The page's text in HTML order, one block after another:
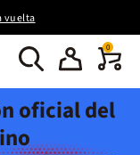
vuelta
0
oficial del